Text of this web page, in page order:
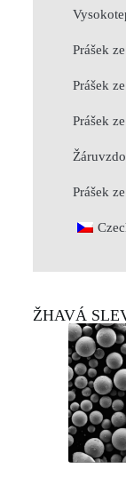
Prášek
Prášek
Prášek
Prášek
ŽHAVÁ